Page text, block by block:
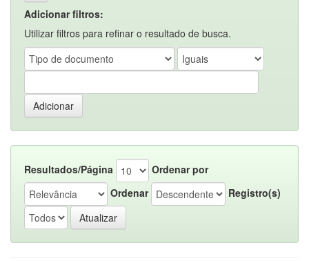
Adicionar filtros:
Utilizar filtros para refinar o resultado de busca.
Resultados/Página
Ordenar por
Ordenar
Registro(s)